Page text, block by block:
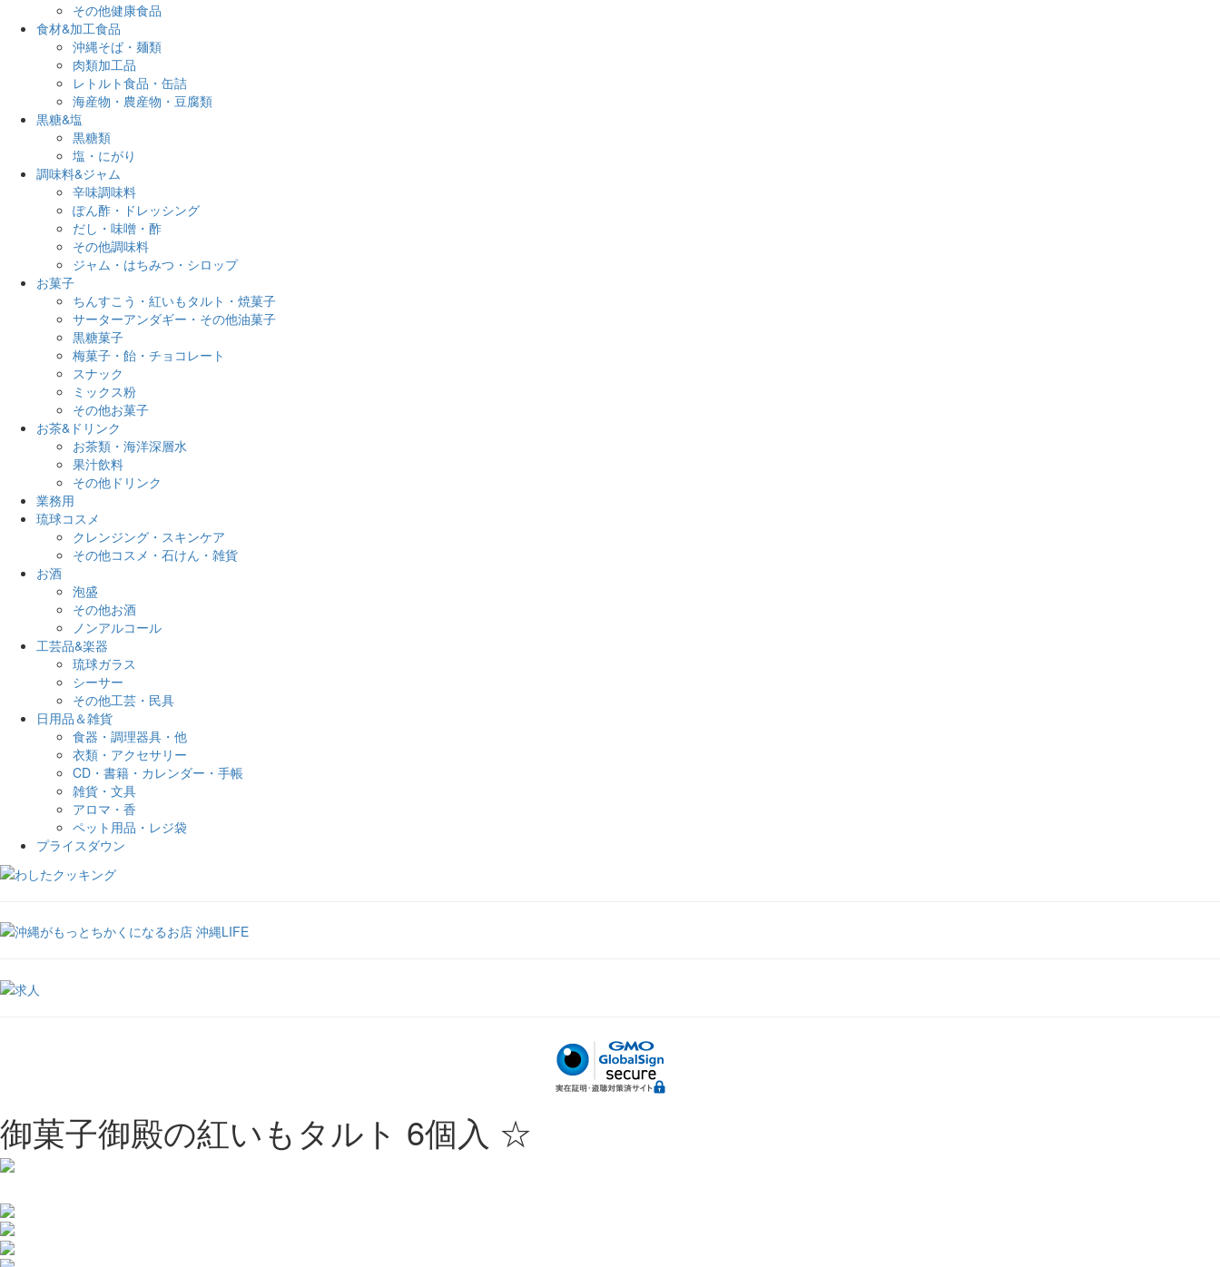
その他健康食品
食材&加工食品
沖縄そば・麺類
肉類加工品
レトルト食品・缶詰
海産物・農産物・豆腐類
黒糖&塩
黒糖類
塩・にがり
調味料&ジャム
辛味調味料
ぽん酢・ドレッシング
だし・味噌・酢
その他調味料
ジャム・はちみつ・シロップ
お菓子
ちんすこう・紅いもタルト・焼菓子
サーターアンダギー・その他油菓子
黒糖菓子
梅菓子・飴・チョコレート
スナック
ミックス粉
その他お菓子
お茶&ドリンク
お茶類・海洋深層水
果汁飲料
その他ドリンク
業務用
琉球コスメ
クレンジング・スキンケア
その他コスメ・石けん・雑貨
お酒
泡盛
その他お酒
ノンアルコール
工芸品&楽器
琉球ガラス
シーサー
その他工芸・民具
日用品＆雑貨
食器・調理器具・他
衣類・アクセサリー
CD・書籍・カレンダー・手帳
雑貨・文具
アロマ・香
ペット用品・レジ袋
プライスダウン
御菓子御殿の紅いもタルト 6個入 ☆